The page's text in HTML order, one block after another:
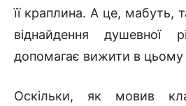
її краплина. А це, мабуть,
віднайдення душевної
допомагає вижити в цьому
Оскільки, як мовив